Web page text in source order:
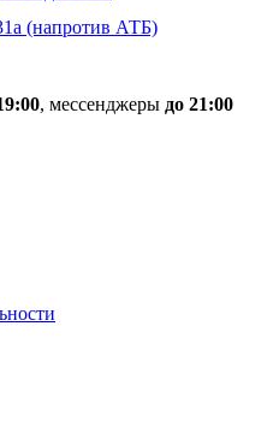
(напротив АТБ)
, мессенджеры до 21:00